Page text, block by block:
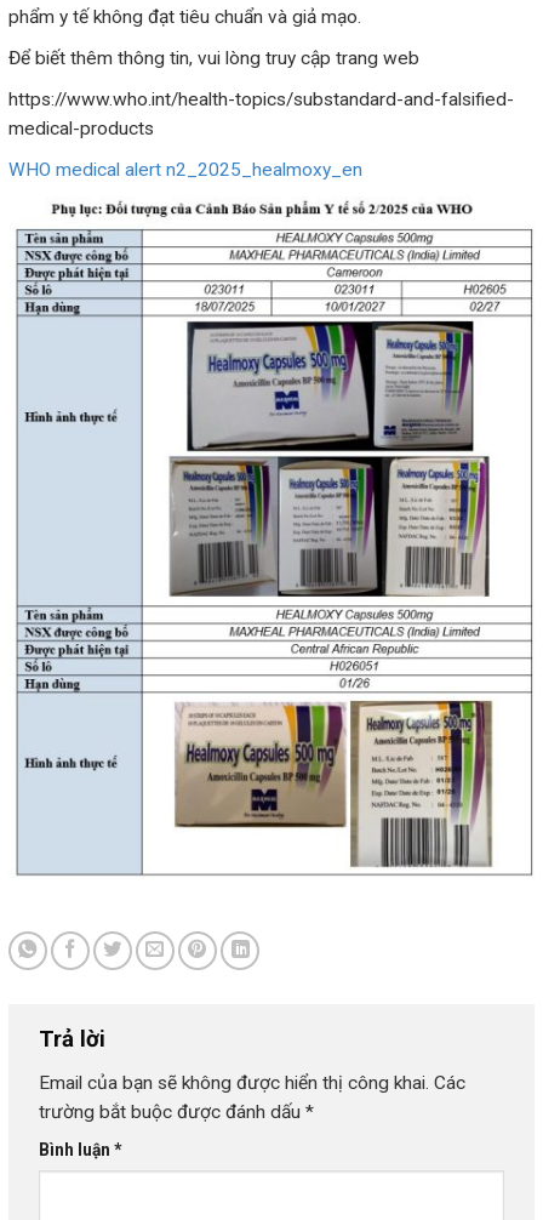
phẩm y tế không đạt tiêu chuẩn và giả mạo.
Để biết thêm thông tin, vui lòng truy cập trang web
https://www.who.int/health-topics/substandard-and-falsified-
medical-products
WHO medical alert n2_2025_healmoxy_en
Trả lời
Email của bạn sẽ không được hiển thị công khai. Các
trường bắt buộc được đánh dấu *
Bình luận *